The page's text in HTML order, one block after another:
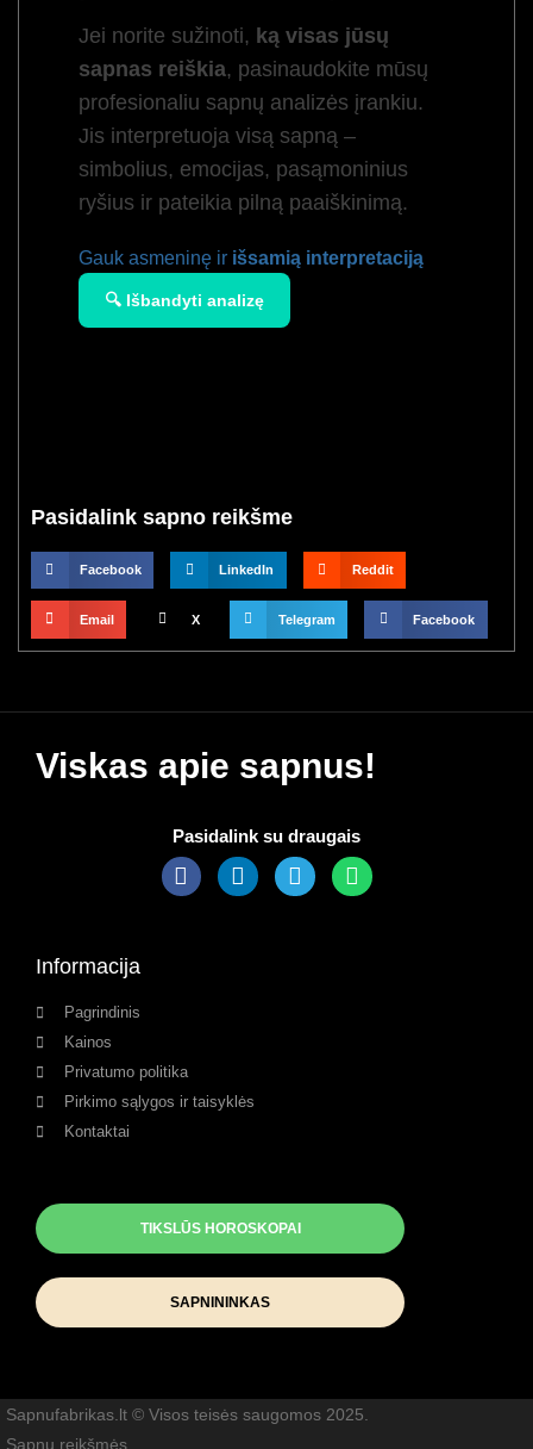
Jei norite sužinoti, ką visas jūsų
sapnas reiškia, pasinaudokite mūsų
profesionaliu sapnų analizės įrankiu.
Jis interpretuoja visą sapną –
simbolius, emocijas, pasąmoninius
ryšius ir pateikia pilną paaiškinimą.
Gauk asmeninę ir išsamią interpretaciją
🔍 Išbandyti analizę
Pasidalink sapno reikšme
Facebook LinkedIn Reddit
Email X Telegram Facebook
Viskas apie sapnus!
Pasidalink su draugais
Informacija
Pagrindinis
Kainos
Privatumo politika
Pirkimo sąlygos ir taisyklės
Kontaktai
TIKSLŪS HOROSKOPAI
SAPNININKAS
Sapnufabrikas.lt © Visos teisės saugomos 2025.
Sapnų reikšmės